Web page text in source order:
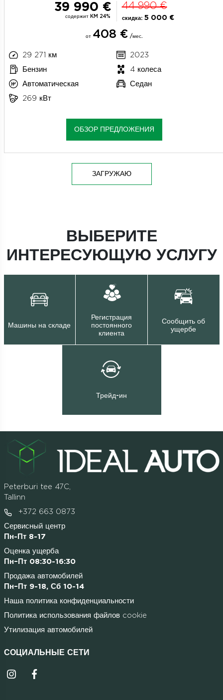
39 990 €
содержит KM 24%
44 990 €
скидка: 5 000 €
от 408 € /мес.
29 271 км
2023
Бензин
4 колеса
Автоматическая
Седан
269 кВт
ОБЗОР ПРЕДЛОЖЕНИЯ
ЗАГРУЖАЮ
ВЫБЕРИТЕ
ИНТЕРЕСУЮЩУЮ УСЛУГУ
Машины на складе
Регистрация
постоянного
клиента
Сообщить об
ущербе
Трейд-ин
Peterburi tee 47C,
Tallinn
+372 663 0873
Сервисный центр
Пн-Пт 8-17
Оценка ущерба
Пн–Пт 08:30-16:30
Продажа автомобилей
Пн–Пт 9-18, Сб 10-14
Наша политика конфиденциальности
Политика использования файлов cookie
Утилизация автомобилей
СОЦИАЛЬНЫЕ СЕТИ
Instagrammi ikoon